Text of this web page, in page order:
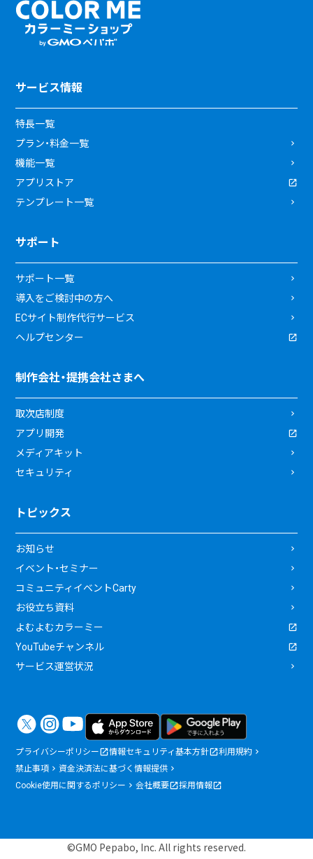
サービス情報
特長一覧
プラン・料金一覧
機能一覧
アプリストア
テンプレート一覧
サポート
サポート一覧
導入をご検討中の方へ
ECサイト制作代行サービス
ヘルプセンター
制作会社・提携会社さまへ
取次店制度
アプリ開発
メディアキット
セキュリティ
トピックス
お知らせ
イベント・セミナー
コミュニティイベントCarty
お役立ち資料
よむよむカラーミー
YouTubeチャンネル
サービス運営状況
プライバシーポリシー 情報セキュリティ基本方針
利用規約
禁止事項
資金決済法に基づく情報提供
Cookie使用に関するポリシー
会社概要 採用情報
©GMO Pepabo, Inc. All rights reserved.